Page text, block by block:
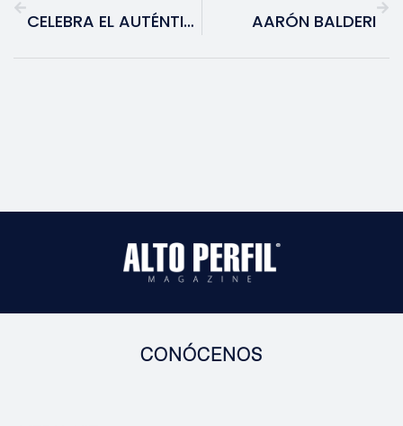
CELEBRA EL AUTÉNTICO SABOR PATRIO EN CASONA ROMA NORTE AARÓN BALDERI
CONÓCENOS